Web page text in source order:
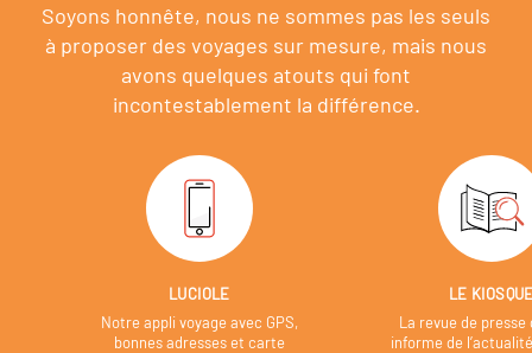
Soyons honnête, nous ne sommes pas les seuls
à proposer des voyages sur mesure, mais nous
avons quelques atouts qui font
incontestablement la différence.
LUCIOLE
Notre appli voyage avec GPS,
bonnes adresses et carte
LE
La revue de presse
informe de